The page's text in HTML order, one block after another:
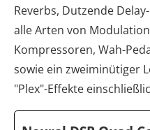
Reverbs, Dutzende
alle Arten von
Kompressoren, Wah-
sowie ein zweiminütiger
"Plex"-Effekte